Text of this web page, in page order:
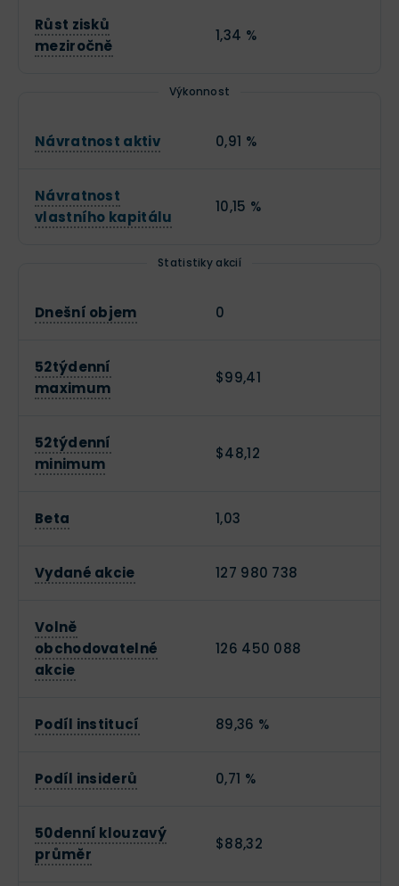
Růst zisků
meziročně
1,34 %
Výkonnost
Návratnost aktiv 0,91 %
Návratnost
vlastního kapitálu
10,15 %
Statistiky akcií
Dnešní objem 0
52týdenní
maximum
$99,41
52týdenní
minimum
$48,12
Beta 1,03
Vydané akcie 127 980 738
Volně
obchodovatelné
akcie
126 450 088
Podíl institucí 89,36 %
Podíl insiderů 0,71 %
50denní klouzavý
průměr
$88,32